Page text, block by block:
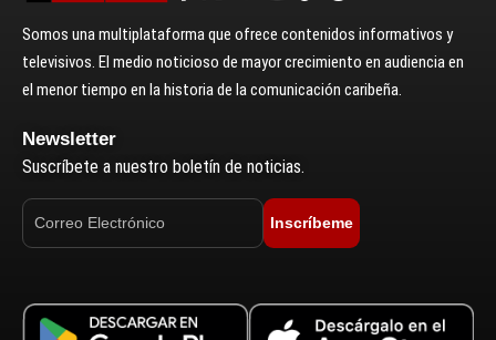
Somos una multiplataforma que ofrece contenidos informativos y
televisivos. El medio noticioso de mayor crecimiento en audiencia en
el menor tiempo en la historia de la comunicación caribeña.
Newsletter
Suscríbete a nuestro boletín de noticias.
Inscríbeme